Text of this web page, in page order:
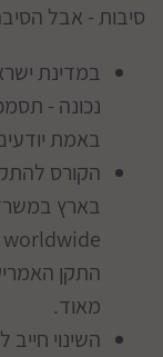
סיבות - אבל
במדינת
נכונה -
באמת
הקורס
בארץ
התקן
מאוד.
השינוי